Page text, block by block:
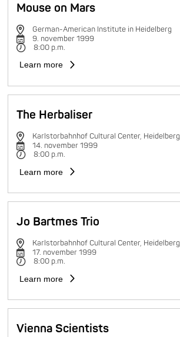
Mouse on Mars
German-American Institute in Heidelberg
9. november 1999
8:00 p.m.
Learn more
The Herbaliser
Karlstorbahnhof Cultural Center, Heidelberg
14. november 1999
8:00 p.m.
Learn more
Jo Bartmes Trio
Karlstorbahnhof Cultural Center, Heidelberg
17. november 1999
8:00 p.m.
Learn more
Vienna Scientists